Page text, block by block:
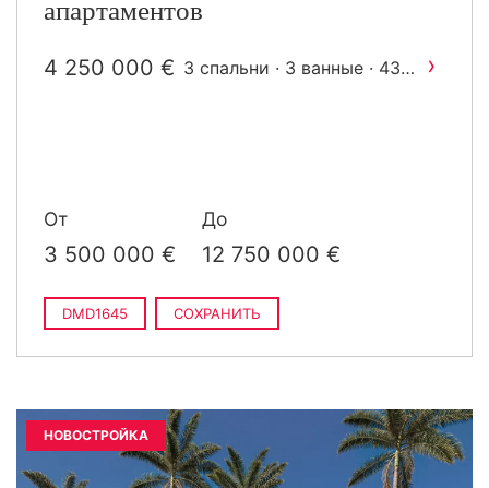
апартаментов
4 250 000 € 3 спальни · 3 ванные · 437
›
От
3 500 000 €
До
12 750 000 €
DMD1645 СОХРАНИТЬ
НОВОСТРОЙКА